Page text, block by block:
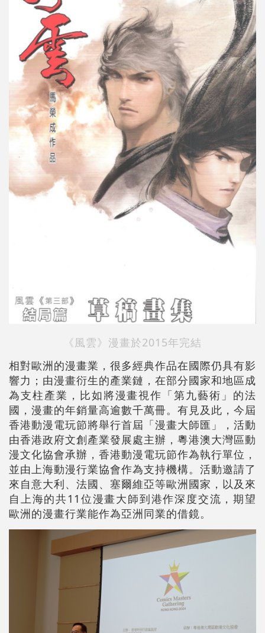
《風雲》 漫畫於2015年完結
相對歐洲的漫畫業，很多經典作品在國際仍具有影
響力；由漫畫衍生的產業鏈，在部分國家和地區成
為支柱產業，比如將漫畫視作「第九藝術」的法
國，漫畫的年銷量高逾數千萬冊。有見及此，今屆
香港動漫電玩節將舉行首屆「漫畫大師匯」，活動
由香港政府文創產業發展處主辦，粵港澳大灣區動
漫文化協會承辦，香港動漫電玩節作為執行單位，
並由上海動漫行業協會作為支持機構。活動邀請了
來自意大利、法國、塞爾維亞等歐洲國家，以及來
自上海的共11位漫畫大師到港作深度交流，期望
歐洲的漫畫行業能作為亞洲同業的借鏡。